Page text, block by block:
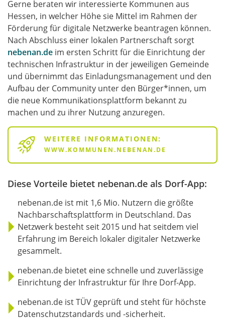
Gerne beraten wir interessierte Kommunen aus
Hessen, in welcher Höhe sie Mittel im Rahmen der
Förderung für digitale Netzwerke beantragen können.
Nach Abschluss einer lokalen Partnerschaft sorgt
nebenan.de im ersten Schritt für die Einrichtung der
technischen Infrastruktur in der jeweiligen Gemeinde
und übernimmt das Einladungsmanagement und den
Aufbau der Community unter den Bürger*innen, um
die neue Kommunikationsplattform bekannt zu
machen und zu ihrer Nutzung anzuregen.
WEITERE INFORMATIONEN:
WWW.KOMMUNEN.NEBENAN.DE
Diese Vorteile bietet nebenan.de als Dorf-App:
nebenan.de ist mit 1,6 Mio. Nutzern die größte
Nachbarschaftsplattform in Deutschland. Das
Netzwerk besteht seit 2015 und hat seitdem viel
Erfahrung im Bereich lokaler digitaler Netzwerke
gesammelt.
nebenan.de bietet eine schnelle und zuverlässige
Einrichtung der Infrastruktur für Ihre Dorf-App.
nebenan.de ist TÜV geprüft und steht für höchste
Datenschutzstandards und -sicherheit.